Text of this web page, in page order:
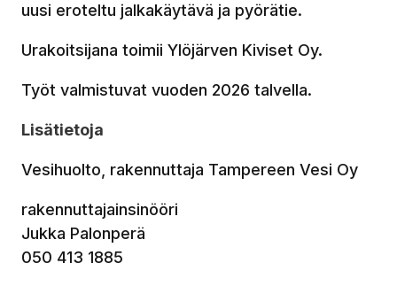
uusi eroteltu jalkakäytävä ja pyörätie.
Urakoitsijana toimii Ylöjärven Kiviset Oy.
Työt valmistuvat vuoden 2026 talvella.
Lisätietoja
Vesihuolto, rakennuttaja Tampereen Vesi Oy
rakennuttajainsinööri
Jukka Palonperä
050 413 1885